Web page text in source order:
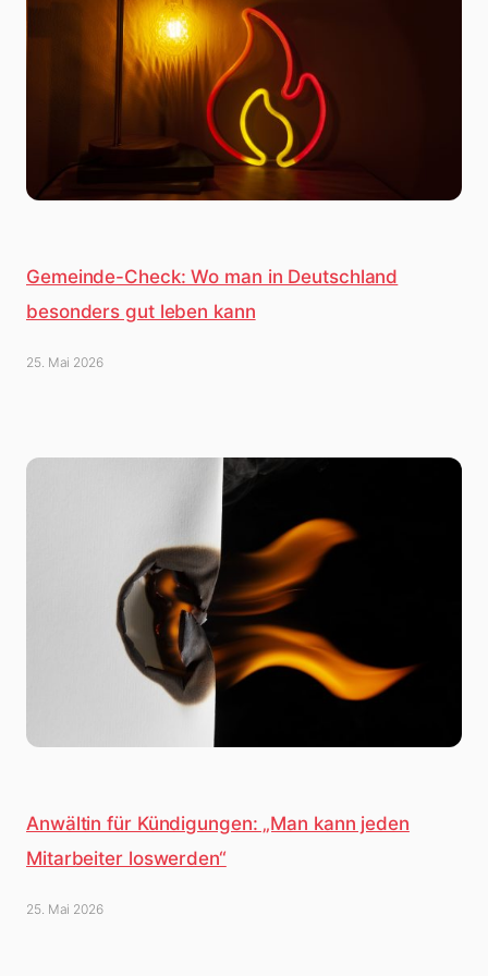
Gemeinde-Check: Wo man in Deutschland
besonders gut leben kann
25. Mai 2026
Anwältin für Kündigungen: „Man kann jeden
Mitarbeiter loswerden“
25. Mai 2026